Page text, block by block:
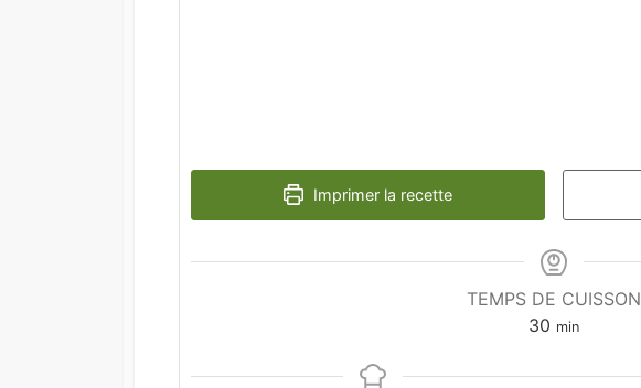
Imprimer la recette
TEMPS DE CUISSON
30 minutes
min